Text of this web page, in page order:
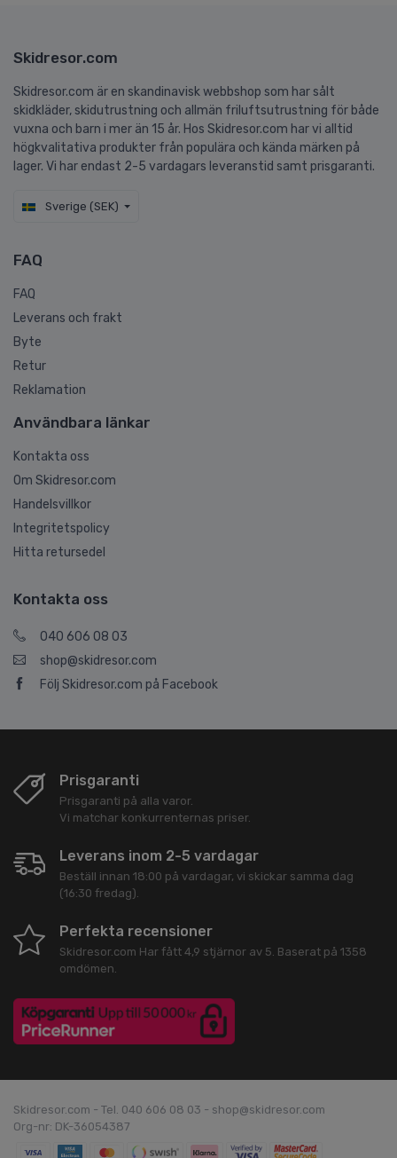
Skidresor.com
Skidresor.com är en skandinavisk webbshop som har sålt
skidkläder, skidutrustning och allmän friluftsutrustning för både
vuxna och barn i mer än 15 år. Hos Skidresor.com har vi alltid
högkvalitativa produkter från populära och kända märken på
lager. Vi har endast 2-5 vardagars leveranstid samt prisgaranti.
Sverige (SEK)
FAQ
FAQ
Leverans och frakt
Byte
Retur
Reklamation
Användbara länkar
Kontakta oss
Om Skidresor.com
Handelsvillkor
Integritetspolicy
Hitta retursedel
Kontakta oss
040 606 08 03
shop@skidresor.com
Följ Skidresor.com på Facebook
Prisgaranti
Prisgaranti på alla varor.
Vi matchar konkurrenternas priser.
Leverans inom 2-5 vardagar
Beställ innan 18:00 på vardagar, vi skickar samma dag
(16:30 fredag).
Perfekta recensioner
Skidresor.com Har fått 4,9 stjärnor av 5 . Baserat på 1358
omdömen.
Skidresor.com - Tel. 040 606 08 03 - shop@skidresor.com
Org-nr: DK-36054387